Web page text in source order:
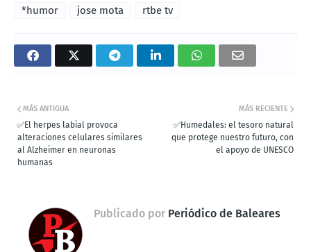
*humor jose mota rtbe tv
MÁS RECIENTE
✅Humedales: el tesoro natural
que protege nuestro futuro, con
el apoyo de UNESCO
MÁS ANTIGUA
✅El herpes labial provoca
alteraciones celulares similares
al Alzheimer en neuronas
humanas
Publicado por Periódico de Baleares